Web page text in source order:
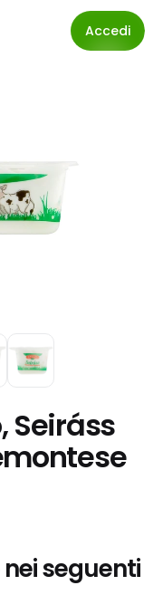
Accedi
Seiráss
seguenti